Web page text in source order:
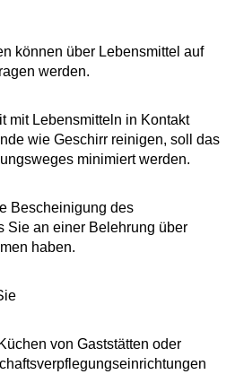
können über Lebensmittel auf
werden.
mit Lebensmitteln in Kontakt
wie Geschirr reinigen, soll das
minimiert werden.
Bescheinigung des
Sie an einer Belehrung über
haben.
von Gaststätten oder